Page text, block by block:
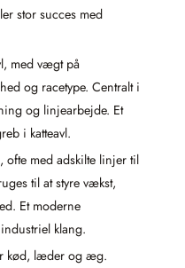
stor succes med
med vægt på
og racetype. Centralt i
og linjearbejde. Et
i katteavl.
ofte med adskilte linjer til
til at styre vækst,
Et moderne
klang.
kød, læder og æg.